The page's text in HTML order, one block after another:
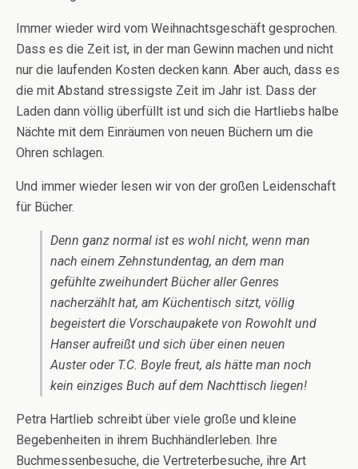
Immer wieder wird vom Weihnachtsgeschäft gesprochen.
Dass es die Zeit ist, in der man Gewinn machen und nicht
nur die laufenden Kosten decken kann. Aber auch, dass es
die mit Abstand stressigste Zeit im Jahr ist. Dass der
Laden dann völlig überfüllt ist und sich die Hartliebs halbe
Nächte mit dem Einräumen von neuen Büchern um die
Ohren schlagen.
Und immer wieder lesen wir von der großen Leidenschaft
für Bücher.
Denn ganz normal ist es wohl nicht, wenn man
nach einem Zehnstundentag, an dem man
gefühlte zweihundert Bücher aller Genres
nacherzählt hat, am Küchentisch sitzt, völlig
begeistert die Vorschaupakete von Rowohlt und
Hanser aufreißt und sich über einen neuen
Auster oder T.C. Boyle freut, als hätte man noch
kein einziges Buch auf dem Nachttisch liegen!
Petra Hartlieb schreibt über viele große und kleine
Begebenheiten in ihrem Buchhändlerleben. Ihre
Buchmessenbesuche, die Vertreterbesuche, ihre Art